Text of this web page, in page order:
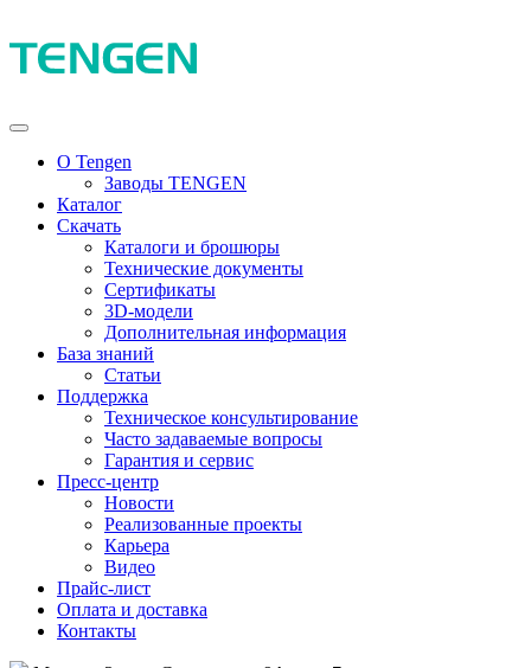
О Tengen
Заводы TENGEN
Каталог
Скачать
Каталоги и брошюры
Технические документы
Сертификаты
3D-модели
Дополнительная информация
База знаний
Статьи
Поддержка
Техническое консультирование
Часто задаваемые вопросы
Гарантия и сервис
Пресс-центр
Новости
Реализованные проекты
Карьера
Видео
Прайс-лист
Оплата и доставка
Контакты